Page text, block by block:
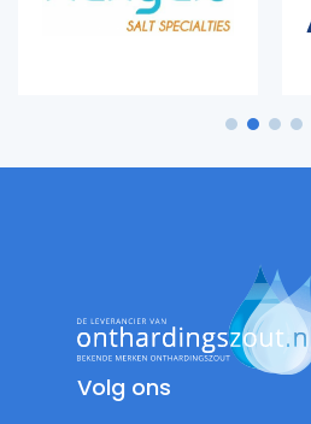
1 2 3 4
Volg ons